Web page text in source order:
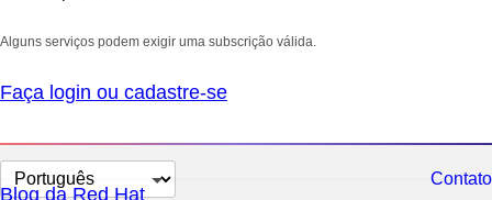
Alguns serviços podem exigir uma subscrição válida.
Faça login ou cadastre-se
Selecionar
Contato
Blog da Red Hat